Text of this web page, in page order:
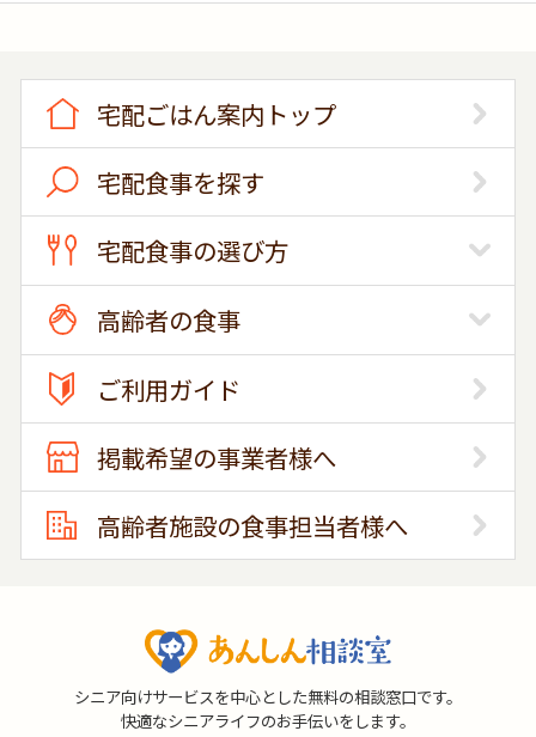
宅配ごはん案内トップ
宅配食事を探す
宅配食事の選び方
高齢者の食事
ご利用ガイド
掲載希望の事業者様へ
高齢者施設の食事担当者様へ
シニア向けサービスを中心とした無料の相談窓口です。
快適なシニアライフのお手伝いをします。